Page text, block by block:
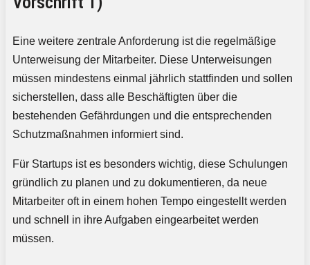
Eine weitere zentrale Anforderung ist die regelmäßige
Unterweisung der Mitarbeiter. Diese Unterweisungen
müssen mindestens einmal jährlich stattfinden und sollen
sicherstellen, dass alle Beschäftigten über die
bestehenden Gefährdungen und die entsprechenden
Schutzmaßnahmen informiert sind.
Für Startups ist es besonders wichtig, diese Schulungen
gründlich zu planen und zu dokumentieren, da neue
Mitarbeiter oft in einem hohen Tempo eingestellt werden
und schnell in ihre Aufgaben eingearbeitet werden
müssen.